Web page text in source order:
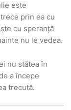
este
prin ea cu
cu speranță
nu le vedea.
nu stătea în
a începe
trecută.